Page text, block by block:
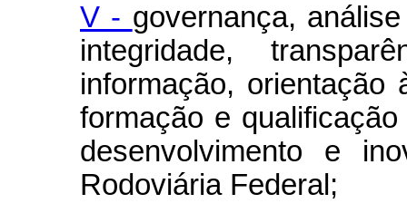
V - governança,
integridade,
informação, orientação
formação e
desenvolvimento e
Rodoviária Federal;